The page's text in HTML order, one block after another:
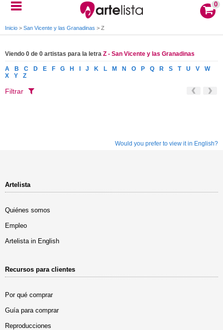
0
Inicio > San Vicente y las Granadinas > Z
Viendo 0 de 0 artistas para la letra Z - San Vicente y las Granadinas
A B C D E F G H J K L M N O P Q R S T U V
W
X
Y Z
Filtrar
Would you prefer to view it in English?
Artelista
Quiénes somos
Empleo
Artelista in English
Recursos para clientes
Por qué comprar
Guía para comprar
Reproducciones